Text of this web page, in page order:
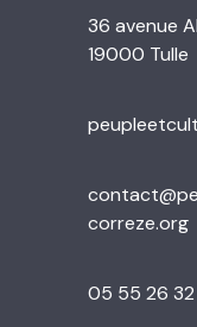
36 avenue
19000 Tulle
correze.org
05 55 26